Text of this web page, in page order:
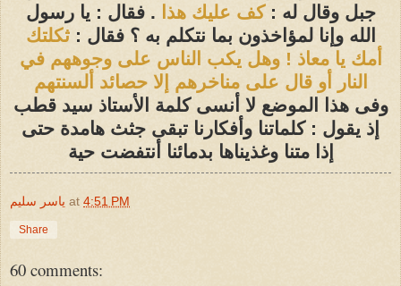
جبل وقال له :كف عليك هذا
. فقال : يا رسول
الله وإنا لمؤاخذون بما نتكلم به ؟ فقال :ثكلتك
أمك يا معاذ ! وهل يكب الناس على وجوههم في
النار أو قال على مناخرهم إلا حصائد ألسنتهم
وفى هذا الموضع لا أنسى كلمة الأستاذ سيد قطب
إذ يقول : كلماتنا وأفكارنا تبقى جثث هامدة حتى
إذا متنا وغذيناها بدمائنا أنتفضت حية
ياسر سليم at 4:51 PM
Share
60 comments: